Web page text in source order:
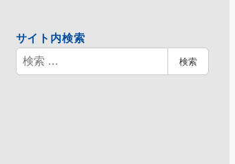
サイト内検索
検
索
検索